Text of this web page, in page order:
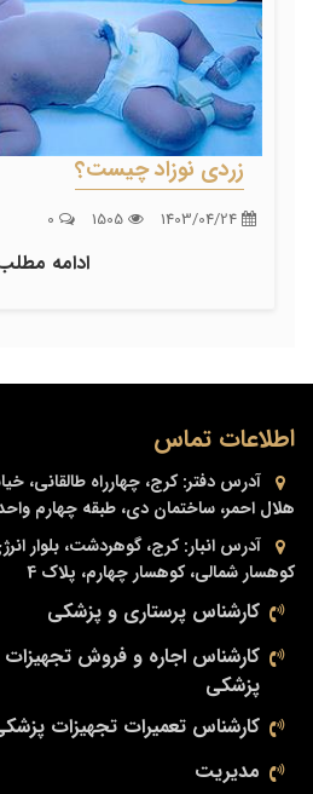
زردی نوزاد چیست؟
ادامه
اطلاعات تماس
آدرس دفتر: کرج، چهارراه طالقانی،
هلال احمر، ساختمان دی، طبقه چهارم واحد
آدرس انبار: کرج، گوهردشت، بلوار
کوهسار شمالی، کوهسار چهارم، پلاک 4
کارشناس پرستاری و پزشکی
کارشناس اجاره و فروش تجهیزات
پزشکی
کارشناس تعمیرات تجهیزات
مدیریت